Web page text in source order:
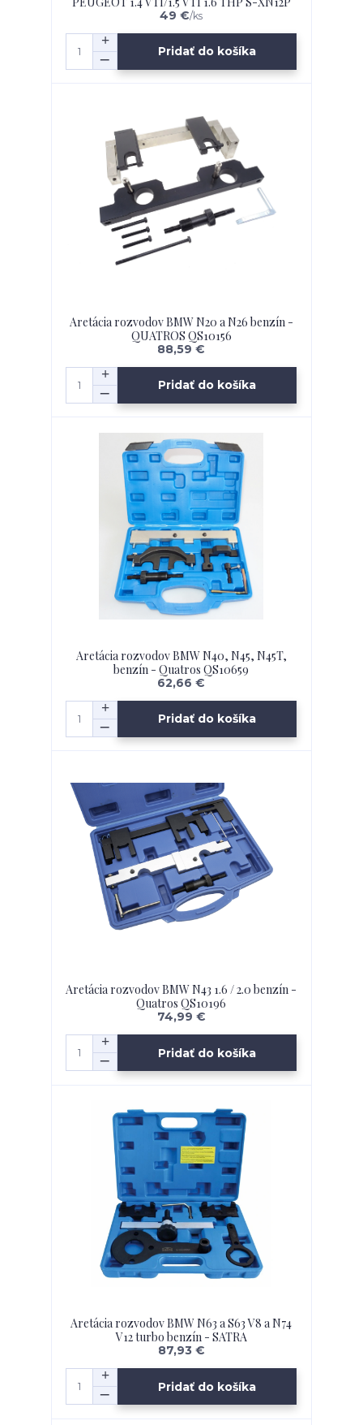
49 €/ks
Pridať do košíka
Aretácia rozvodov BMW N20 a N26 benzín -
QUATROS QS10156
88,59 €
Pridať do košíka
Aretácia rozvodov BMW N40, N45, N45T,
benzín - Quatros QS10659
62,66 €
Pridať do košíka
Aretácia rozvodov BMW N43 1.6 / 2.0 benzín -
Quatros QS10196
74,99 €
Pridať do košíka
Aretácia rozvodov BMW N63 a S63 V8 a N74
V12 turbo benzín - SATRA
87,93 €
Pridať do košíka